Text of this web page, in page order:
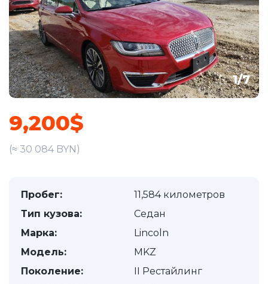
1/7
9,200$
(≈ 30 084 BYN)
Пробег:
11,584 километров
Тип кузова:
Седан
Марка:
Lincoln
Модель:
MKZ
Поколение:
II Рестайлинг